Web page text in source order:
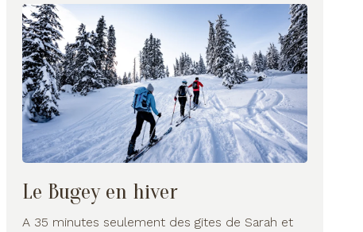
Le Bugey en hiver
A 35 minutes seulement des gites de Sarah et